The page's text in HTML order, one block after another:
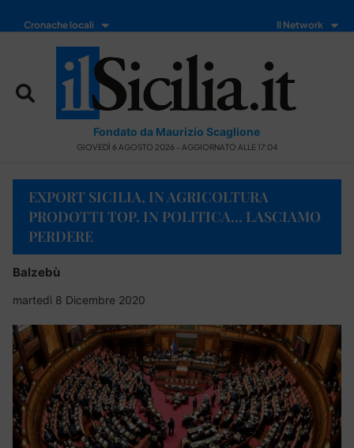
Cronache locali Il Network
Fondato da Maurizio Scaglione
GIOVEDÌ 6 AGOSTO 2026 - AGGIORNATO ALLE 17:04
EXPORT SICILIA, IN AGRICOLTURA
PRODOTTI TOP. IN POLITICA… LASCIAMO
PERDERE
Balzebù
martedì 8 Dicembre 2020